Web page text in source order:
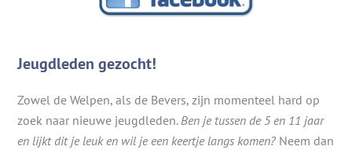
Jeugdleden gezocht!
Zowel de Welpen, als de Bevers, zijn momenteel hard op
zoek naar nieuwe jeugdleden.Ben je tussen de 5 en 11 jaar
en lijkt dit je leuk en wil je een keertje langs komen? Neem dan